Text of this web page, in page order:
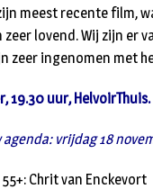
meest recente film,
zeer lovend. Wij zijn er
zeer ingenomen met
19.30 uur,
vrijdag 18
Chrit van Enckevort